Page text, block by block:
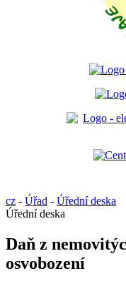
cz - Úřad - Úřední deska
Úřední deska
Daň z
osvobození